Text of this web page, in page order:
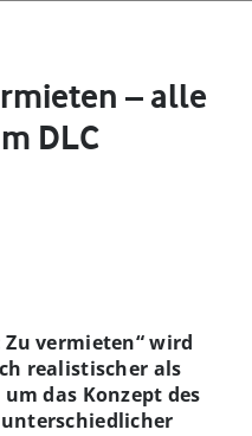
– alle
DLC
Zu vermieten“ wird
realistischer als
das Konzept des